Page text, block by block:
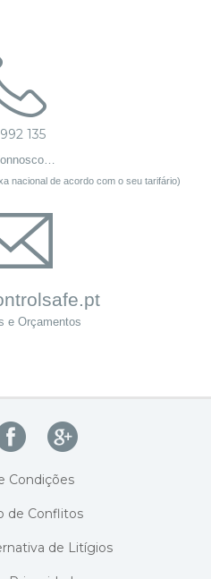
135
nacional de acordo com o seu tarifário)
e Orçamentos
Condições
de Conflitos
de Litígios